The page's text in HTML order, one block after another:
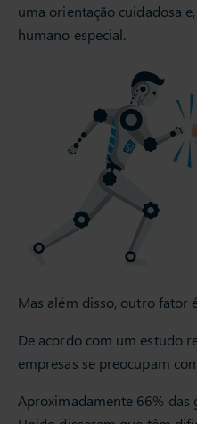
uma orientação cuidadosa
humano especial.
Mas além disso, outro fator
De acordo com um estudo
empresas se preocupam
Aproximadamente 66% das